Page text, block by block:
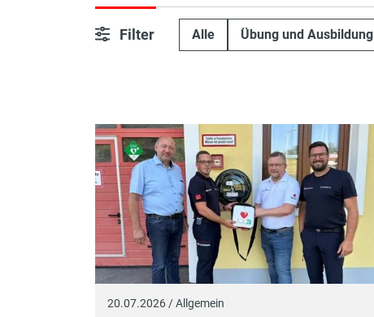
Filter Alle Übung und Ausbildung
20.07.2026 / Allgemein